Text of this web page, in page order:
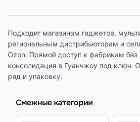
Подходит магазинам гаджетов,
региональным дистрибьюторам и
Ozon. Прямой доступ к фабрикам без
консолидация в Гуанчжоу под ключ.
ряд и упаковку.
Смежные категории